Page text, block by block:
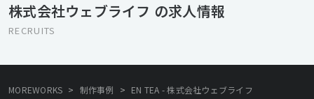
です。
株式会社ウェブライフ の求人情報
RECRUITS
MOREWORKS > 制作事例 > EN TEA - 株式会社ウェブライフ